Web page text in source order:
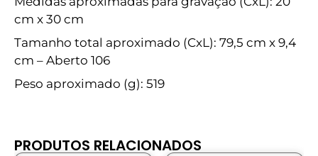
cm x 30 cm
Tamanho total aproximado (CxL): 79,5 cm x 9,4
cm – Aberto 106
Peso aproximado (g): 519
PRODUTOS RELACIONADOS